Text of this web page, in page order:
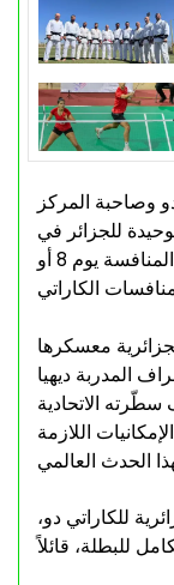
وصاحبة المركز
للجزائر في
هذه التظاهرة الدولية، حيث ستدخل غمار المنافسة يوم 8 أو
معسكرها
المدربة ديهيا
الاتحادية
اللازمة
للكاراتي دو،